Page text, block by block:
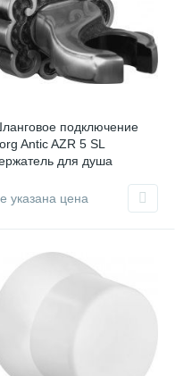
подключение
Antic AZR 5 SL
для душа
указана цена